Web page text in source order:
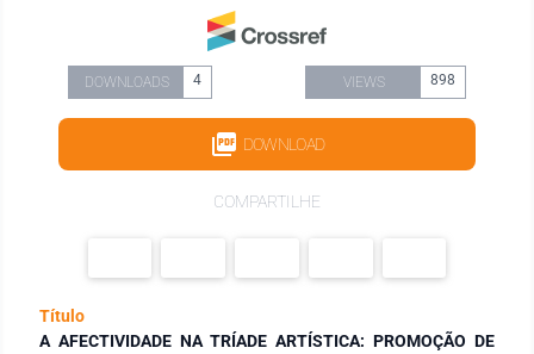
DOWNLOADS 4 VIEWS 898
DOWNLOAD
COMPARTILHE
Título
A AFECTIVIDADE NA TRÍADE ARTÍSTICA: PROMOÇÃO DE